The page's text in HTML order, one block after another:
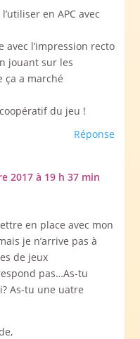
en APC avec
avec l’impression recto
jouant sur les
ça a marché
du jeu !
Réponse
2017 à 19 h 37 min
en place avec mon
je n’arrive pas à
de jeux
pas…As-tu
As-tu une uatre